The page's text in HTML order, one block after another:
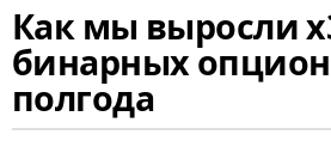
6
м
е
с
Как мы выросли
бинарных
полгода